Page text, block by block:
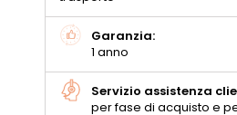
Garanzia:
1 anno
Servizio assistenza
per fase di acquisto e